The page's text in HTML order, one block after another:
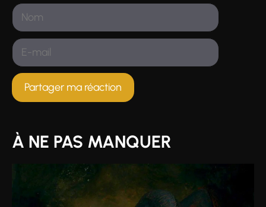
Nom
E-
mail
À NE PAS MANQUER